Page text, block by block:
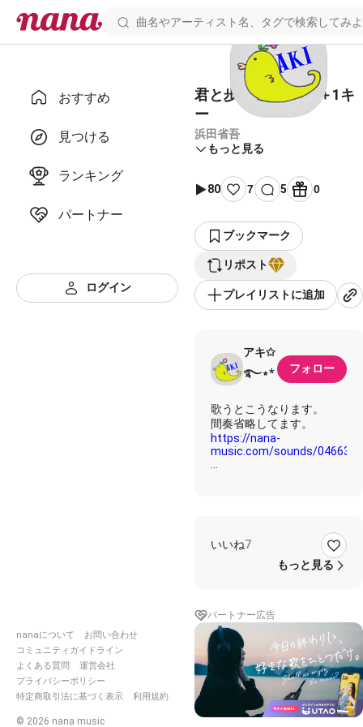
おすすめ
見つける
ランキング
パートナー
ログイン
nanaについて
お問い合わせ
コミュニティガイドライン
よくある質問
運営会社
プライバシーポリシー
特定商取引法に基づく表示
利用規約
© 2026 nana music
君と歩いた道 伴奏 ＋1キ
ー
浜田省吾
もっと見る
80 7 5 0
ブックマーク
リポスト
プレイリストに追加
アキ✩
࿐⋆*
フォロー
歌うとこうなります。
https://nana-
music.com/sounds/
もし15才のあの夏に戻っ
て
そこからもう一度やり直せ
今よりも若く強い体
学んだ知恵 活かして
曲りくねった道を行こうと
迷わない
過ちや躓きを繰り返すこと
夢の階段 真っ直ぐに駆け
いいね7
もっと見る
パートナー広告